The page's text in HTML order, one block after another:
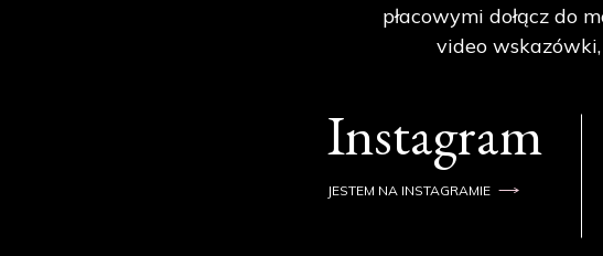
Instagram
płacowymi dołącz do
video
JESTEM NA INSTAGRAMIE